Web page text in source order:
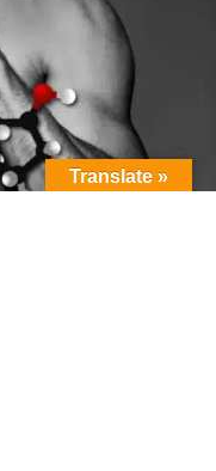
Translate »